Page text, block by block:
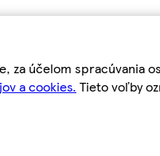
za účelom spracúvania
a cookies. Tieto voľby